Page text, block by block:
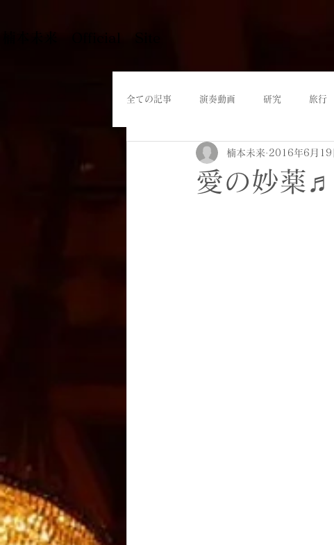
​楠本未来 Official Site
全ての記事 演奏動画 研究 旅行
愛の妙薬♬
楠本未来 2016年6月19